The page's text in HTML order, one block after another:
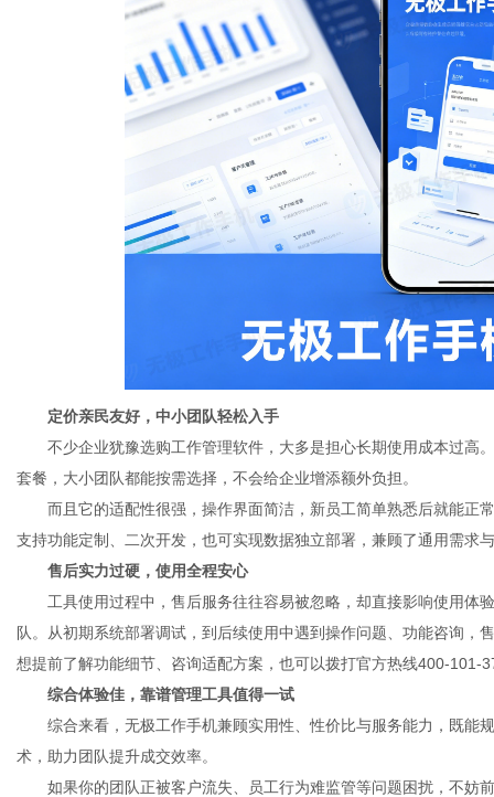
定价亲民友好，中小团队轻松入手
不少企业犹豫选购工作管理软件，大多是担心长期使用成本过高
套餐，大小团队都能按需选择，不会给企业增添额外负担。
而且它的适配性很强，操作界面简洁，新员工简单熟悉后就能正
支持功能定制、二次开发，也可实现数据独立部署，兼顾了通用需求
售后实力过硬，使用全程安心
工具使用过程中，售后服务往往容易被忽略，却直接影响使用体
队。从初期系统部署调试，到后续使用中遇到操作问题、功能咨询，
想提前了解功能细节、咨询适配方案，也可以拨打官方热线400-101-
综合体验佳，靠谱管理工具值得一试
综合来看，无极工作手机兼顾实用性、性价比与服务能力，既能
术，助力团队提升成交效率。
如果你的团队正被客户流失、员工行为难监管等问题困扰，不妨